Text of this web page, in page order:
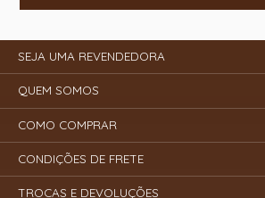
SEJA UMA REVENDEDORA
QUEM SOMOS
COMO COMPRAR
CONDIÇÕES DE FRETE
TROCAS E DEVOLUÇÕES